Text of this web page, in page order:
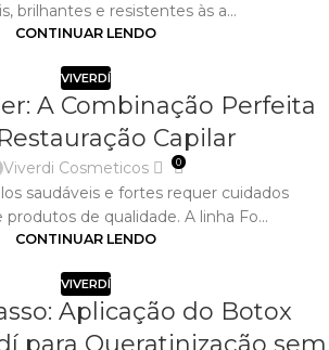
brilhantes e resistentes às a...
CONTINUAR LENDO
VIVERDÍ
A Combinação Perfeita
Capilar
Viverdi Cosmeticos 0
saudáveis e fortes requer cuidados
produtos de qualidade. A linha Fo...
CONTINUAR LENDO
VIVERDÍ
Aplicação do Botox